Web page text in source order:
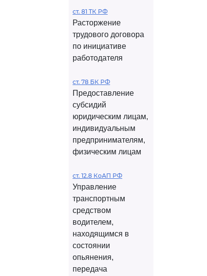
ст. 81 ТК РФ
Расторжение
трудового договора
по инициативе
работодателя
ст. 78 БК РФ
Предоставление
субсидий
юридическим лицам,
индивидуальным
предпринимателям,
физическим лицам
ст. 12.8 КоАП РФ
Управление
транспортным
средством
водителем,
находящимся в
состоянии
опьянения,
передача